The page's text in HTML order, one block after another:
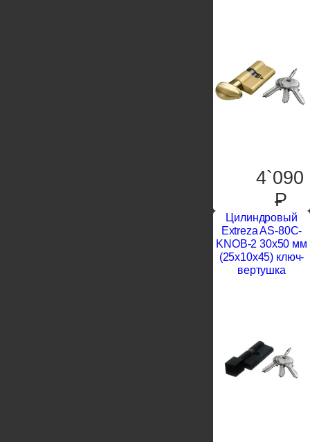
4`090
P
Цилиндровый
Extreza AS-80C-
KNOB-2 30x50 мм
(25x10x45) ключ-
вертушка